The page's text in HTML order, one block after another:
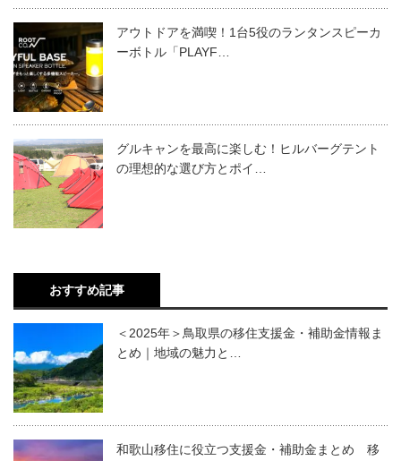
アウトドアを満喫！1台5役のランタンスピーカ
ーボトル「PLAYF…
グルキャンを最高に楽しむ！ヒルバーグテント
の理想的な選び方とポイ…
おすすめ記事
＜2025年＞鳥取県の移住支援金・補助金情報ま
とめ｜地域の魅力と…
和歌山移住に役立つ支援金・補助金まとめ 移